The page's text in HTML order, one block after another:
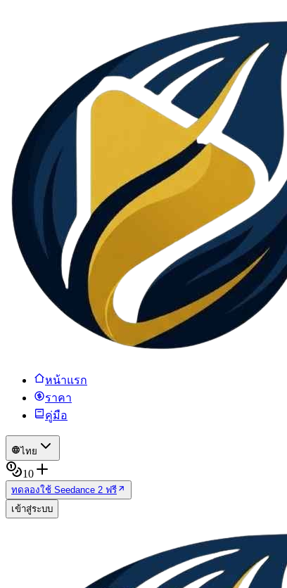
หน้าแรก
ราคา
คู่มือ
ไทย
10
ทดลองใช้ Seedance 2 ฟรี
เข้าสู่ระบบ